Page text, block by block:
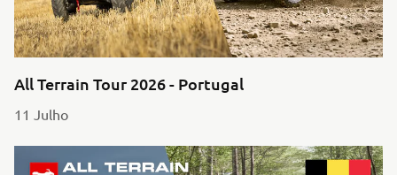
All Terrain Tour 2026 - Portugal
11 Julho